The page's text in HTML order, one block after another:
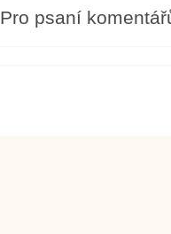
Pro psaní